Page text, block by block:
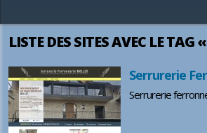
LISTE DES SITES AVEC LE TAG
Serrurerie
Serrurerie